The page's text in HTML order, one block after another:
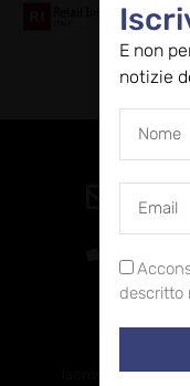
Iscriviti alla
E non
notizie
descritto